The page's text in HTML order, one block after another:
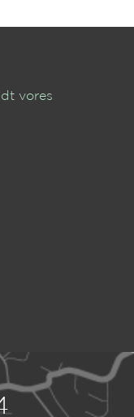
vores